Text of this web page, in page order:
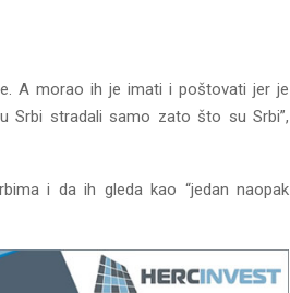
A morao ih je imati i poštovati jer je
Srbi stradali samo zato što su Srbi”,
i da ih gleda kao “jedan naopak